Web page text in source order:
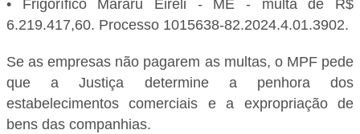
• Frigorífico Mararu Eireli - ME - multa de R$
6.219.417,60. Processo 1015638-82.2024.4.01.3902.
Se as empresas não pagarem as multas, o MPF pede
que a Justiça determine a penhora dos
estabelecimentos comerciais e a expropriação de
bens das companhias.